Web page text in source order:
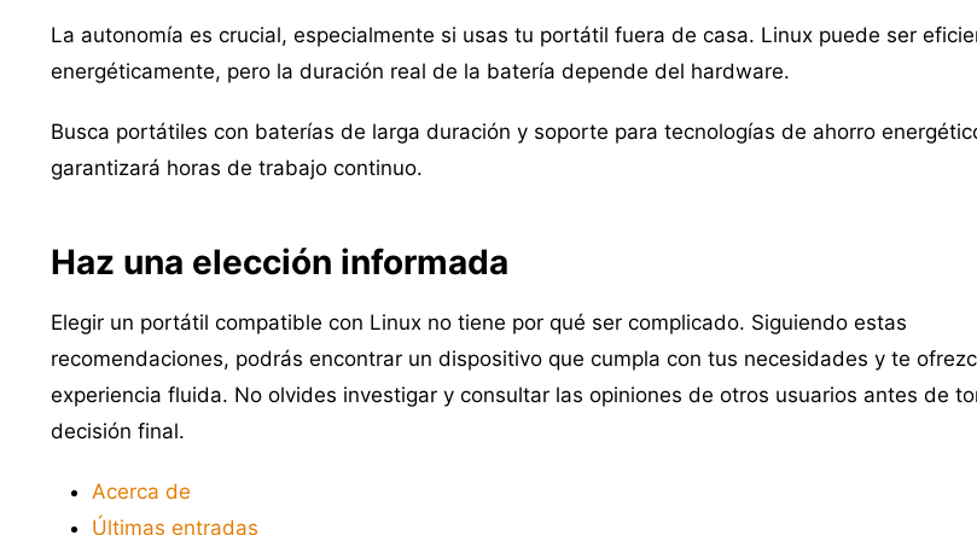
La autonomía es crucial, especialmente si usas tu portátil fuera de casa. Linux puede ser
energéticamente, pero la duración real de la batería depende del hardware.
Busca portátiles con baterías de larga duración y soporte para tecnologías de ahorro
garantizará horas de trabajo continuo.
Haz una elección informada
Elegir un portátil compatible con Linux no tiene por qué ser complicado. Siguiendo estas
recomendaciones, podrás encontrar un dispositivo que cumpla con tus necesidades y te
experiencia fluida. No olvides investigar y consultar las opiniones de otros usuarios antes de
decisión final.
Acerca de
Últimas entradas